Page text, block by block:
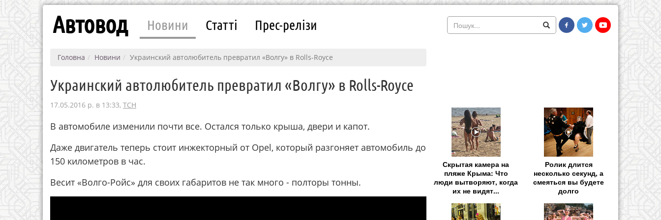
Автовод Новини Статті Прес-релізи
Головна Новини Украинский автолюбитель превратил «Волгу» в Rolls-Royce
Украинский автолюбитель превратил «Волгу» в Rolls-Royce
17.05.2016 р. в 13:33, ТСН
В автомобиле изменили почти все. Остался только крыша, двери и капот.
Даже двигатель теперь стоит инжекторный от Opel, который разгоняет автомобиль до
150 километров в час.
Весит «Волго-Ройс» для своих габаритов не так много - полторы тонны.
Скрытая камера на
пляже Крыма: Что
люди вытворяют, когда
их не видят...
Ролик длится
несколько секунд, а
смеяться вы будете
долго